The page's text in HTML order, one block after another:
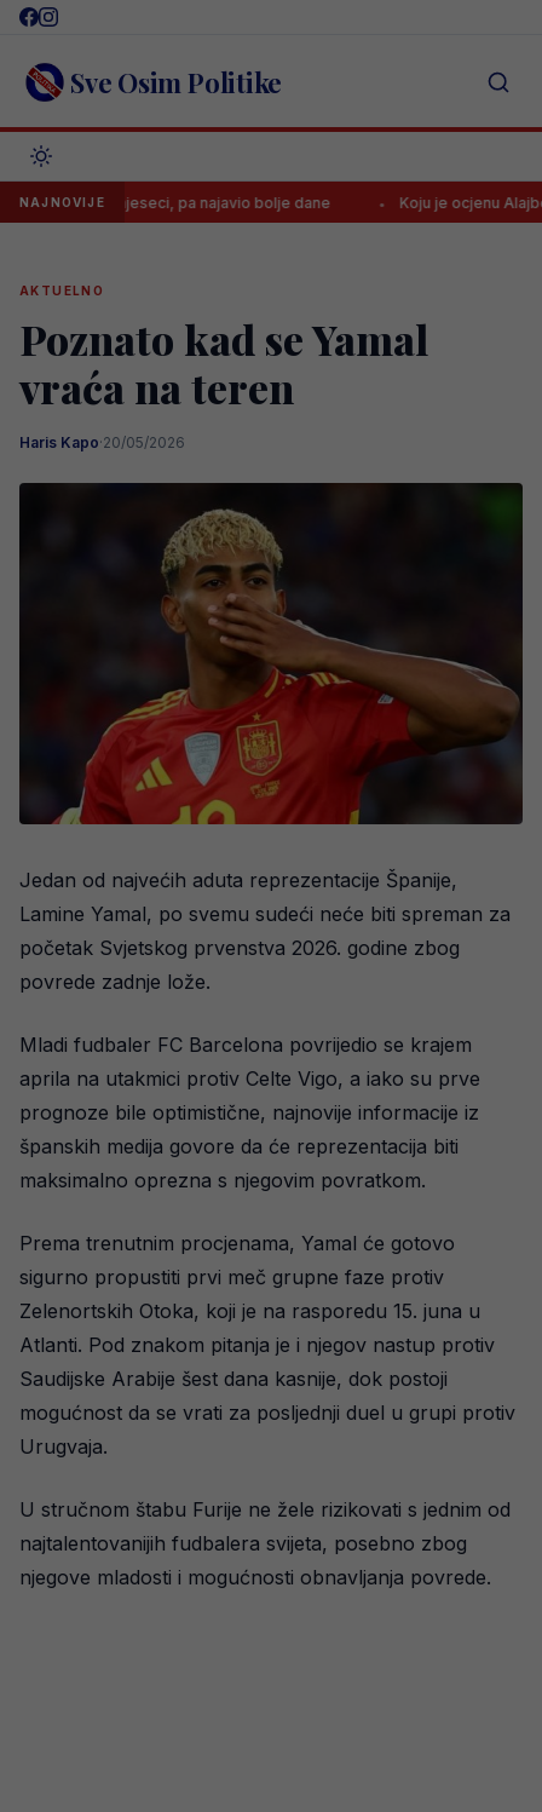
Skip
content Sve Osim Politike
NAJNOVIJE
mjeseci, pa najavio bolje dane Koju je ocjenu Alajbegović
AKTUELNO
Poznato kad se Yamal
vraća na teren
Haris Kapo·20/05/2026
Jedan od najvećih aduta reprezentacije Španije,
Lamine Yamal, po svemu sudeći neće biti spreman za
početak Svjetskog prvenstva 2026. godine zbog
povrede zadnje lože.
Mladi fudbaler FC Barcelona povrijedio se krajem
aprila na utakmici protiv Celte Vigo, a iako su prve
prognoze bile optimistične, najnovije informacije iz
španskih medija govore da će reprezentacija biti
maksimalno oprezna s njegovim povratkom.
Prema trenutnim procjenama, Yamal će gotovo
sigurno propustiti prvi meč grupne faze protiv
Zelenortskih Otoka, koji je na rasporedu 15. juna u
Atlanti. Pod znakom pitanja je i njegov nastup protiv
Saudijske Arabije šest dana kasnije, dok postoji
mogućnost da se vrati za posljednji duel u grupi protiv
Urugvaja.
U stručnom štabu Furije ne žele rizikovati s jednim od
najtalentovanijih fudbalera svijeta, posebno zbog
njegove mladosti i mogućnosti obnavljanja povrede.